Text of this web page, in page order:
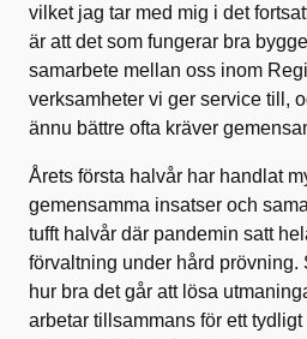
vilket jag tar med mig i det
är att det som fungerar bra
samarbete mellan oss inom
verksamheter vi ger service till,
ännu bättre ofta kräver
Årets första halvår har handlat
gemensamma insatser och
tufft halvår där pandemin satt
förvaltning under hård prövning.
hur bra det går att lösa
arbetar tillsammans för ett